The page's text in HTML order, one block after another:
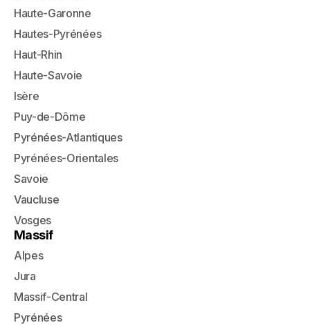
Haute-Garonne
Hautes-Pyrénées
Haut-Rhin
Haute-Savoie
Isère
Puy-de-Dôme
Pyrénées-Atlantiques
Pyrénées-Orientales
Savoie
Vaucluse
Vosges
Massif
Alpes
Jura
Massif-Central
Pyrénées